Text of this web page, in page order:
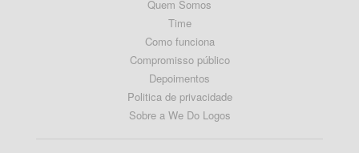
Quem Somos
Time
Como funciona
Compromisso público
Depoimentos
Politica de privacidade
Sobre a We Do Logos